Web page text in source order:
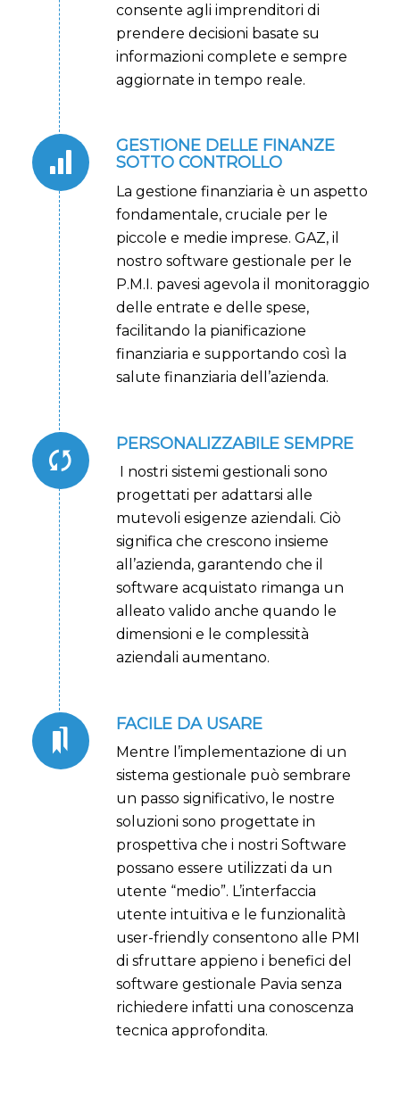
consente agli imprenditori di
prendere decisioni basate su
informazioni complete e sempre
aggiornate in tempo reale.
GESTIONE DELLE FINANZE
SOTTO CONTROLLO
La gestione finanziaria è un aspetto
fondamentale, cruciale per le
piccole e medie imprese. GAZ, il
nostro software gestionale per le
P.M.I. pavesi agevola il monitoraggio
delle entrate e delle spese,
facilitando la pianificazione
finanziaria e supportando così la
salute finanziaria dell’azienda.
PERSONALIZZABILE SEMPRE
I nostri sistemi gestionali sono
progettati per adattarsi alle
mutevoli esigenze aziendali. Ciò
significa che crescono insieme
all’azienda, garantendo che il
software acquistato rimanga un
alleato valido anche quando le
dimensioni e le complessità
aziendali aumentano.
FACILE DA USARE
Mentre l’implementazione di un
sistema gestionale può sembrare
un passo significativo, le nostre
soluzioni sono progettate in
prospettiva che i nostri Software
possano essere utilizzati da un
utente “medio”. L’interfaccia
utente intuitiva e le funzionalità
user-friendly consentono alle PMI
di sfruttare appieno i benefici del
software gestionale Pavia senza
richiedere infatti una conoscenza
tecnica approfondita.